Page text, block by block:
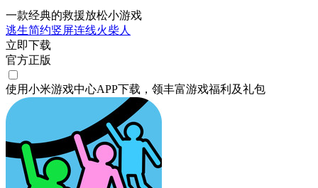
一款经典的救援放松小游戏
逃生简约竖屏连线火柴人
立即下载
官方正版
使用小米游戏中心APP下载 ，领丰富游戏福利 及礼包